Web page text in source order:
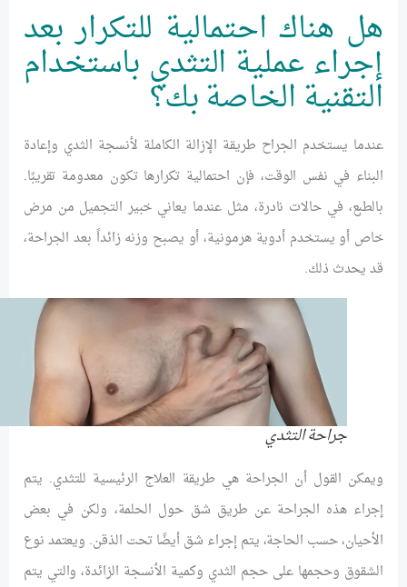
هل هناك احتمالية للتكرار بعد
إجراء عملية التثدي باستخدام
التقنية الخاصة بك؟
عندما يستخدم الجراح طريقة الإزالة الكاملة لأنسجة الثدي وإعادة
البناء في نفس الوقت، فإن احتمالية تكرارها تكون معدومة تقريبًا.
بالطبع، في حالات نادرة، مثل عندما يعاني خبير التجميل من مرض
خاص أو يستخدم أدوية هرمونية، أو يصبح وزنه زائداً بعد الجراحة،
قد يحدث ذلك.
جراحة التثدي
ويمكن القول أن الجراحة هي طريقة العلاج الرئيسية للتثدي. يتم
إجراء هذه الجراحة عن طريق شق حول الحلمة، ولكن في بعض
الأحيان، حسب الحاجة، يتم إجراء شق أيضًا تحت الذقن. ويعتمد نوع
الشقوق وحجمها على حجم الثدي وكمية الأنسجة الزائدة، والتي يتم